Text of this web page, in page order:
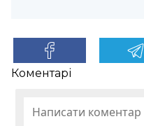
Коментарі